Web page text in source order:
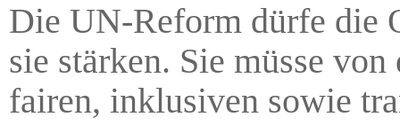
Die UN-Reform dürfe die
sie stärken. Sie müsse
fairen, inklusiven sowie